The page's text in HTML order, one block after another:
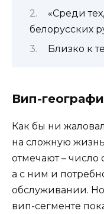
«Среди
белорусских
Близко к
Вип-
Как бы ни
на сложную
отмечают – число
а с ним и
обслуживании.
вип-сегменте